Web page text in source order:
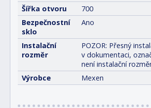
Šířka otvoru
700
Bezpečnostní
sklo
Ano
Instalační
rozměr
POZOR: Přesný
v dokumentaci,
není instalační
Výrobce
Mexen